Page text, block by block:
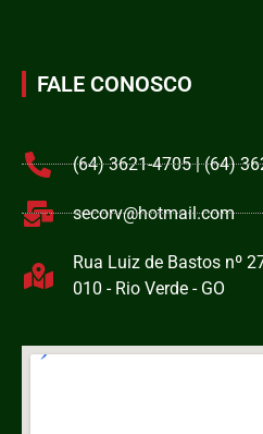
FALE CONOSCO
(64) 3621-4705 | (64)
secorv@hotmail.com
Rua Luiz de Bastos nº
010 - Rio Verde - GO